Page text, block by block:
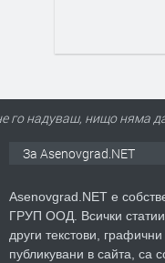
го надуваш, нищо няма
За Asenovgrad.NET
Asenovgrad.NET е
ГРУП ООД. Всички
други текстови,
публикувани в сайта, са